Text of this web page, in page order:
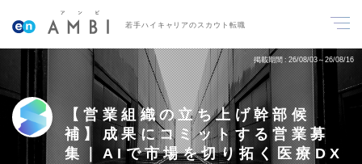
若手ハイキャリアのスカウト転職
掲載期間 26/08/03～26/08/16
【営業組織の立ち上げ幹部候
補】成果にコミットする営業募
集｜AIで市場を切り拓く医療DX